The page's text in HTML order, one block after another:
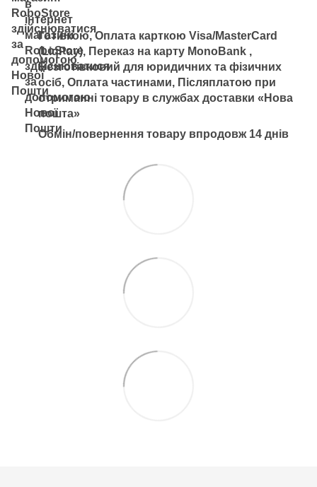
Готівкою, Оплата карткою Visa/MasterCard
(LiqPay), Переказ на карту MonoBank ,
Безготівковий для юридичних та фізичних
осіб, Оплата частинами, Післяплатою при
отриманні товару в службах доставки «Нова
пошта»
Обмін/повернення товару впродовж 14 днів